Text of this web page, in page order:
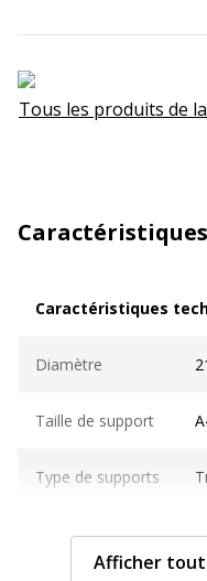
Tous les produits de
Caractéristiques
Caractéristiques
Diamètre
Taille de support
Type de supports
Caractéristiques
Afficher